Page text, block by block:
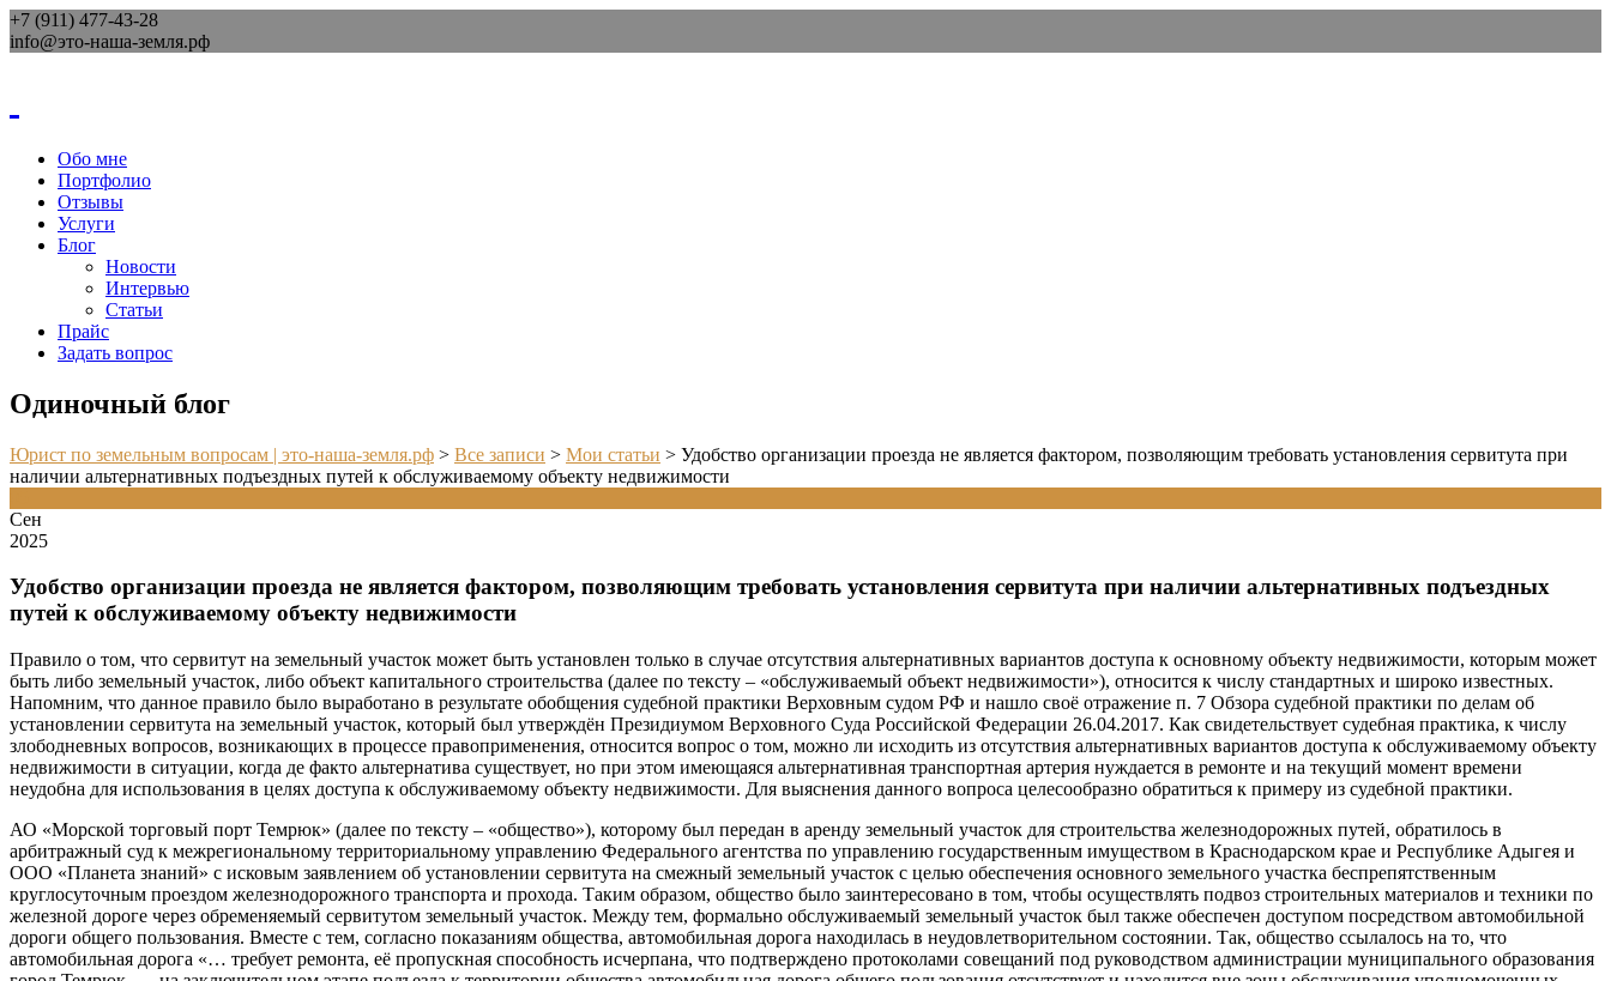
+7 (911) 477-43-28
info@это-наша-земля.рф
Обо мне
Портфолио
Отзывы
Услуги
Блог
Новости
Интервью
Статьи
Прайс
Задать вопрос
Одиночный блог
Юрист по земельным вопросам | это-наша-земля.рф > Все записи > Мои статьи > Удобство организации проезда не является фактором, позволяющим требовать установления сервитута при
наличии альтернативных подъездных путей к обслуживаемому объекту недвижимости
Сен
2025
Удобство организации проезда не является фактором, позволяющим требовать установления сервитута при наличии альтернативных подъездных
путей к обслуживаемому объекту недвижимости
Правило о том, что сервитут на земельный участок может быть установлен только в случае отсутствия альтернативных вариантов доступа к основному объекту недвижимости, которым может
быть либо земельный участок, либо объект капитального строительства (далее по тексту – «обслуживаемый объект недвижимости»), относится к числу стандартных и широко известных.
Напомним, что данное правило было выработано в результате обобщения судебной практики Верховным судом РФ и нашло своё отражение п. 7 Обзора судебной практики по делам об
установлении сервитута на земельный участок, который был утверждён Президиумом Верховного Суда Российской Федерации 26.04.2017. Как свидетельствует судебная практика, к числу
злободневных вопросов, возникающих в процессе правоприменения, относится вопрос о том, можно ли исходить из отсутствия альтернативных вариантов доступа к обслуживаемому объекту
недвижимости в ситуации, когда де факто альтернатива существует, но при этом имеющаяся альтернативная транспортная артерия нуждается в ремонте и на текущий момент времени
неудобна для использования в целях доступа к обслуживаемому объекту недвижимости. Для выяснения данного вопроса целесообразно обратиться к примеру из судебной практики.
АО «Морской торговый порт Темрюк» (далее по тексту – «общество»), которому был передан в аренду земельный участок для строительства железнодорожных путей, обратилось в
арбитражный суд к межрегиональному территориальному управлению Федерального агентства по управлению государственным имуществом в Краснодарском крае и Республике Адыгея и
ООО «Планета знаний» с исковым заявлением об установлении сервитута на смежный земельный участок с целью обеспечения основного земельного участка беспрепятственным
круглосуточным проездом железнодорожного транспорта и прохода. Таким образом, общество было заинтересовано в том, чтобы осуществлять подвоз строительных материалов и техники по
железной дороге через обременяемый сервитутом земельный участок. Между тем, формально обслуживаемый земельный участок был также обеспечен доступом посредством автомобильной
дороги общего пользования. Вместе с тем, согласно показаниям общества, автомобильная дорога находилась в неудовлетворительном состоянии. Так, общество ссылалось на то, что
автомобильная дорога «… требует ремонта, её пропускная способность исчерпана, что подтверждено протоколами совещаний под руководством администрации муниципального образования